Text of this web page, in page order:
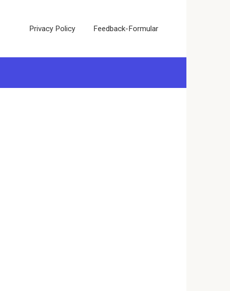
Privacy Policy Feedback-Formular